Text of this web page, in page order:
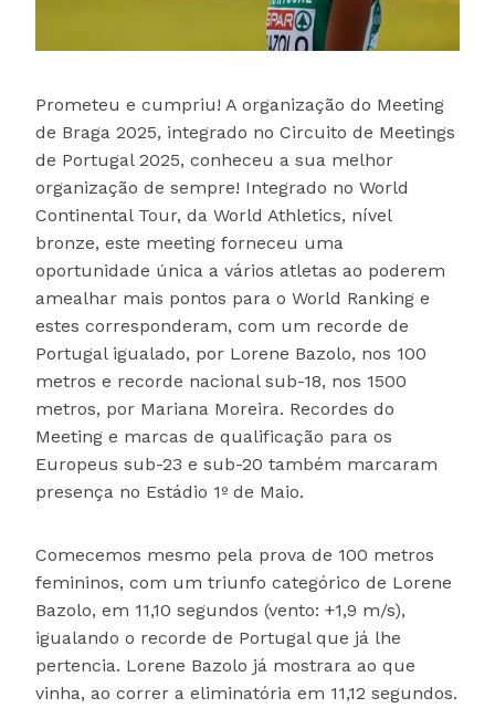
Prometeu e cumpriu! A organização do Meeting
de Braga 2025, integrado no Circuito de Meetings
de Portugal 2025, conheceu a sua melhor
organização de sempre! Integrado no World
Continental Tour, da World Athletics, nível
bronze, este meeting forneceu uma
oportunidade única a vários atletas ao poderem
amealhar mais pontos para o World Ranking e
estes corresponderam, com um recorde de
Portugal igualado, por Lorene Bazolo, nos 100
metros e recorde nacional sub-18, nos 1500
metros, por Mariana Moreira. Recordes do
Meeting e marcas de qualificação para os
Europeus sub-23 e sub-20 também marcaram
presença no Estádio 1º de Maio.
Comecemos mesmo pela prova de 100 metros
femininos, com um triunfo categórico de Lorene
Bazolo, em 11,10 segundos (vento: +1,9 m/s),
igualando o recorde de Portugal que já lhe
pertencia. Lorene Bazolo já mostrara ao que
vinha, ao correr a eliminatória em 11,12 segundos.